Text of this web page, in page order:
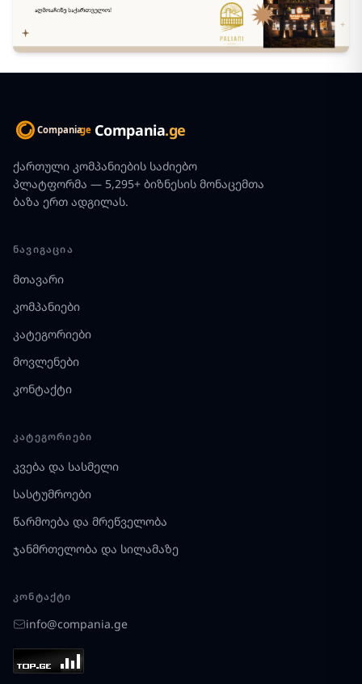
Compania.ge
ქართული კომპანიების საძიებო
პლატფორმა — 5,295+ ბიზნესის მონაცემთა
ბაზა ერთ ადგილას.
ᲜᲐᲕᲘᲒᲐᲪᲘᲐ
მთავარი
კომპანიები
კატეგორიები
მოვლენები
კონტაქტი
ᲙᲐᲢᲔᲒᲝᲠᲘᲔᲑᲘ
კვება და სასმელი
სასტუმროები
წარმოება და მრეწველობა
ჯანმრთელობა და სილამაზე
ᲙᲝᲜᲢᲐᲥᲢᲘ
info@compania.ge